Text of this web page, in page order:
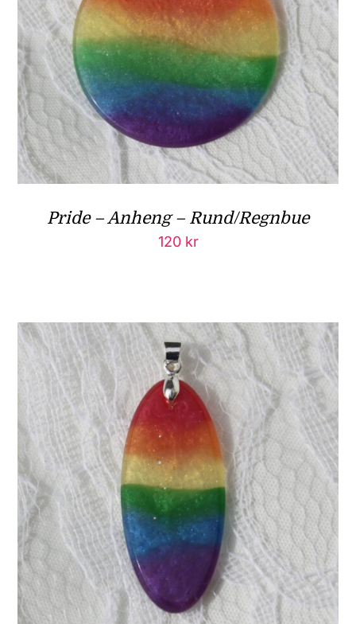
Pride – Anheng – Rund/Regnbue
120 kr